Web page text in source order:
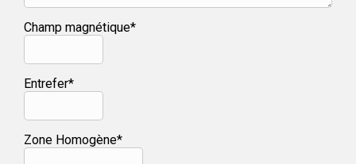
Champ magnétique*
Entrefer*
Zone Homogène*